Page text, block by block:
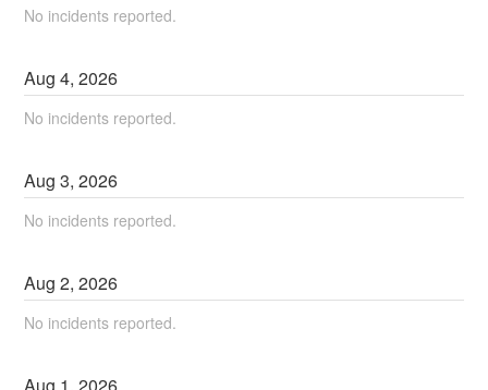
No incidents reported.
Aug4,2026
No incidents reported.
Aug3,2026
No incidents reported.
Aug2,2026
No incidents reported.
Aug 1,2026